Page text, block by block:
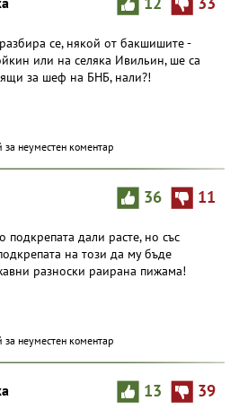
се, някой от бакшишите -
или на селяка Ивильин, ше са
за шеф на БНБ, нали?!
за неуместен коментар
36 11
подкрепата дали расте, но със
на този да му бъде
разноски раирана пижама!
за неуместен коментар
13 39